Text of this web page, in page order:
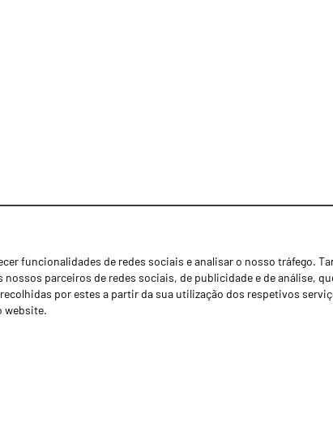
funcionalidades de redes sociais e analisar o nosso tráfego.
parceiros de redes sociais, de publicidade e de análise,
por estes a partir da sua utilização dos respetivos
website.
Notícias
Concessionários